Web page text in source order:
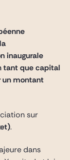
inaugurale
tant que capital
un montant
sur
.
dans